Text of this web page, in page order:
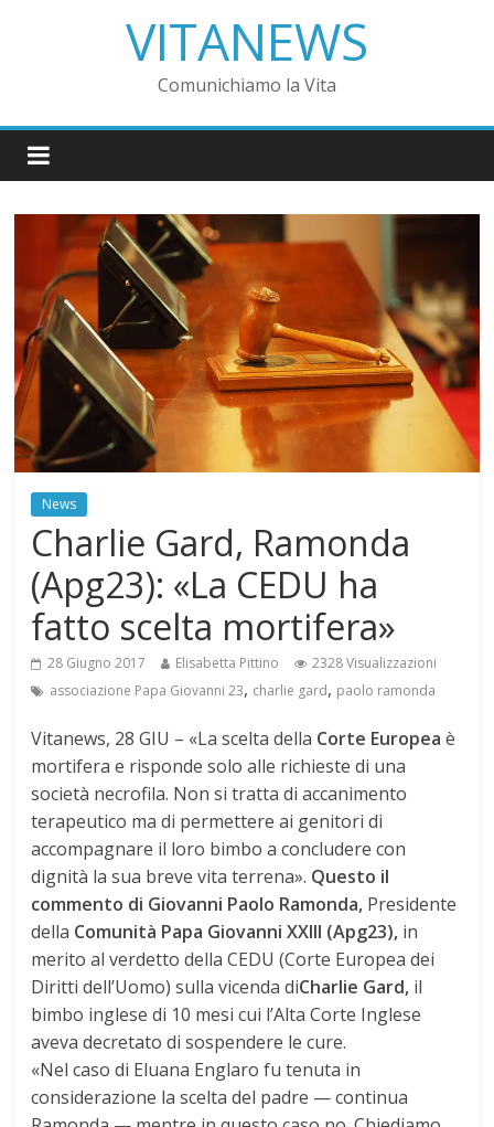
VITANEWS
Comunichiamo la Vita
News
Charlie Gard, Ramonda
(Apg23): «La CEDU ha
fatto scelta mortifera»
28 Giugno 2017 Elisabetta Pittino
2328 Visualizzazioni
associazione Papa Giovanni 23, charlie gard, paolo ramonda
Vitanews, 28 GIU – «La scelta della Corte Europeaè
mortifera e risponde solo alle richieste di una
società necrofila. Non si tratta di accanimento
terapeutico ma di permettere ai genitori di
accompagnare il loro bimbo a concludere con
dignità la sua breve vita terrena». Questo il
commento di Giovanni Paolo Ramonda, Presidente
della Comunità Papa Giovanni XXIII (Apg23), in
merito al verdetto della CEDU (Corte Europea dei
Diritti dell’Uomo) sulla vicenda diCharlie Gard, il
bimbo inglese di 10 mesi cui l’Alta Corte Inglese
aveva decretato di sospendere le cure.
«Nel caso di Eluana Englaro fu tenuta in
considerazione la scelta del padre — continua